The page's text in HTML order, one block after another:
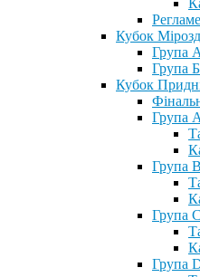
Кубок
Група А
Група Б
Кубок
Група А
Група В
Група С
Група